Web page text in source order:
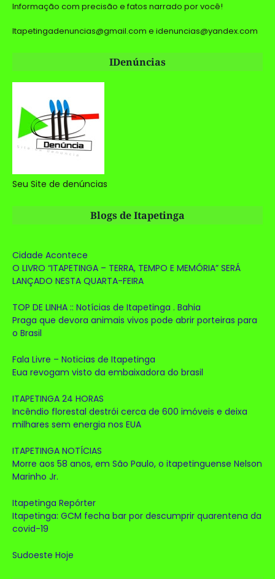
Informação com precisão e fatos narrado por você!
Itapetingadenuncias@gmail.com e idenuncias@yandex.com
IDenúncias
Seu Site de denúncias
Blogs de Itapetinga
Cidade Acontece
O LIVRO “ITAPETINGA – TERRA, TEMPO E MEMÓRIA” SERÁ
LANÇADO NESTA QUARTA-FEIRA
TOP DE LINHA :: Notícias de Itapetinga . Bahia
Praga que devora animais vivos pode abrir porteiras para
o Brasil
Fala Livre – Noticias de Itapetinga
Eua revogam visto da embaixadora do brasil
ITAPETINGA 24 HORAS
Incêndio florestal destrói cerca de 600 imóveis e deixa
milhares sem energia nos EUA
ITAPETINGA NOTÍCIAS
Morre aos 58 anos, em São Paulo, o itapetinguense Nelson
Marinho Jr.
Itapetinga Repórter
Itapetinga: GCM fecha bar por descumprir quarentena da
covid-19
Sudoeste Hoje